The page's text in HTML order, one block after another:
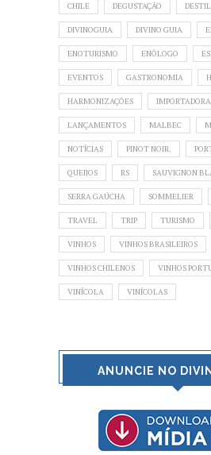
CHILE DEGUSTAÇÃO
DIVINOGUIA DIVINO GUIA
ENOTURISMO ENÓLOGO
EVENTOS GASTRONOMIA
HARMONIZAÇÕES IMPORTADORA
LANÇAMENTOS MALBEC
NOTÍCIAS PINOT NOIR.
QUEIJOS RS SAUVIGNON
SERRA GAÚCHA SOMMELIER
TRAVEL TRIP TURISMO
VINHOS VINHOS BRASILEIROS
VINHOS CHILENOS VINHOS
VINÍCOLA VINÍCOLAS
ANUNCIE NO